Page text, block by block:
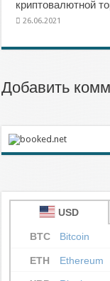
криптовалютной
26.06.2021
Добавить